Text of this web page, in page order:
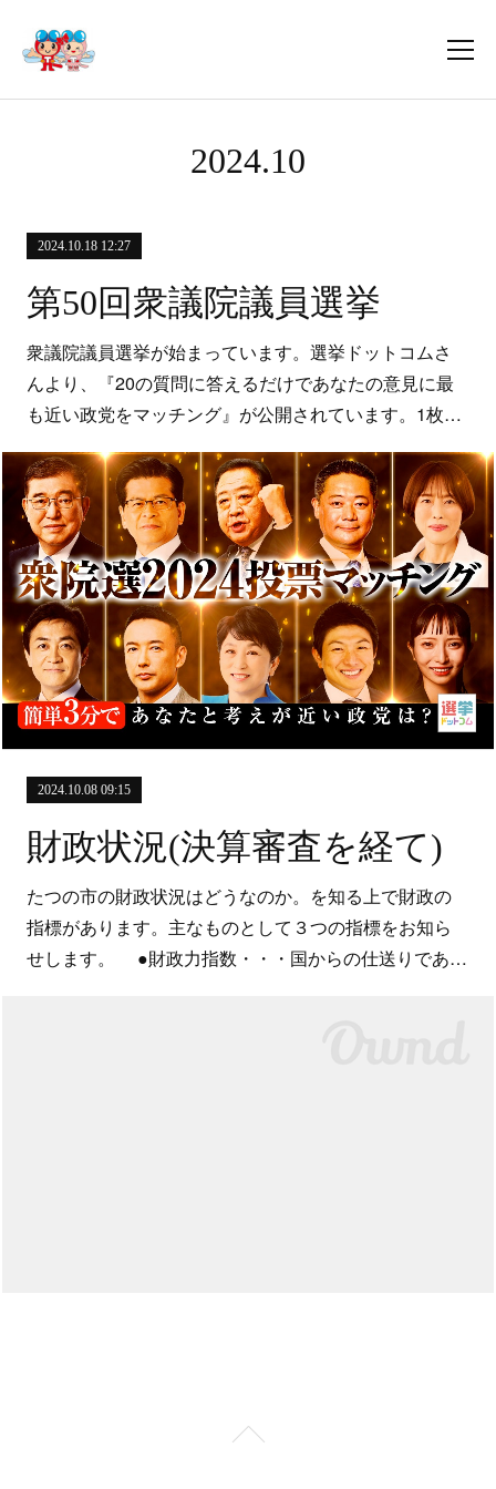
2024.10
2024.10.18 12:27
第50回衆議院議員選挙
衆議院議員選挙が始まっています。選挙ドットコムさ
んより、『20の質問に答えるだけであなたの意見に最
も近い政党をマッチング』が公開されています。1枚…
2024.10.08 09:15
財政状況(決算審査を経て)
たつの市の財政状況はどうなのか。を知る上で財政の
指標があります。主なものとして３つの指標をお知ら
せします。 ●財政力指数・・・国からの仕送りであ…